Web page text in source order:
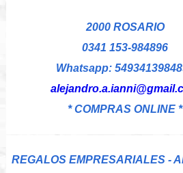
2000 ROSARIO
0341 153-984896
Whatsapp:
* COMPRAS ONLINE *
REGALOS EMPRESARIALES -